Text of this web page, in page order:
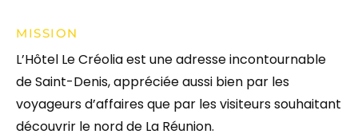
MISSION
L’Hôtel Le Créolia est une adresse incontournable
de Saint-Denis, appréciée aussi bien par les
voyageurs d’affaires que par les visiteurs souhaitant
découvrir le nord de La Réunion.